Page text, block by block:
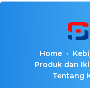
Home
Produk dan
Tentang